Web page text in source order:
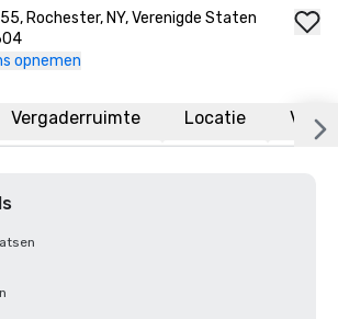
Rochester, NY, Verenigde Staten
opnemen
Vergaderruimte Locatie